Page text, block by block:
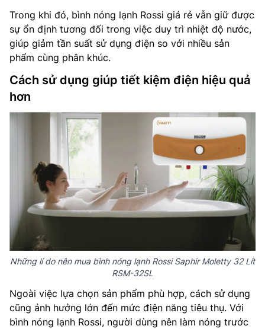
Trong khi đó, bình nóng lạnh Rossi giá rẻ vẫn giữ được
sự ổn định tương đối trong việc duy trì nhiệt độ nước,
giúp giảm tần suất sử dụng điện so với nhiều sản
phẩm cùng phân khúc.
Cách sử dụng giúp tiết kiệm điện hiệu quả
hơn
Những lí do nên mua bình nóng lạnh Rossi Saphir Moletty 32 Lít
RSM-32SL
Ngoài việc lựa chọn sản phẩm phù hợp, cách sử dụng
cũng ảnh hưởng lớn đến mức điện năng tiêu thụ. Với
bình nóng lạnh Rossi, người dùng nên làm nóng trước